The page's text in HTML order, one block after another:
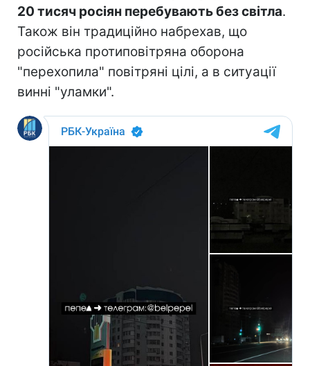
20 тисяч росіян перебувають без світла.
Також він традиційно набрехав, що
російська протиповітряна оборона
"перехопила" повітряні цілі, а в ситуації
винні "уламки".